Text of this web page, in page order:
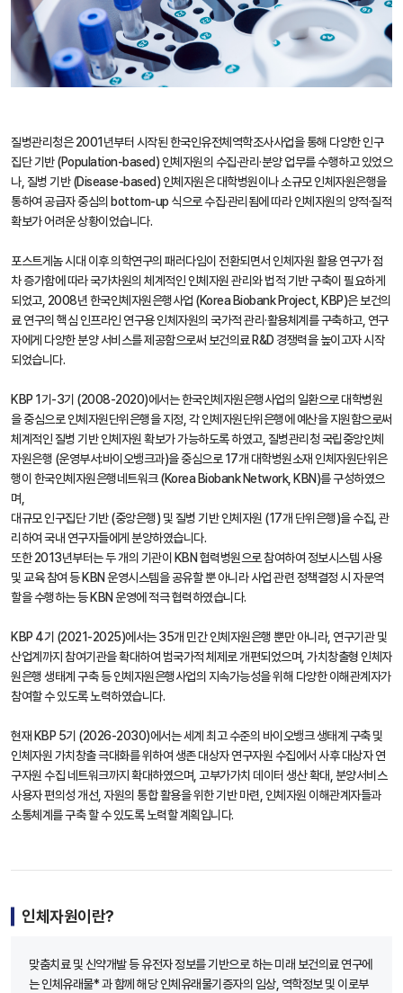
질병관리청은 2001년부터 시작된 한국인유전체역학조사사업을 통해 다양한 인구
집단 기반 (Population-based) 인체자원의 수집·관리·분양 업무를 수행하고 있었으
나, 질병 기반 (Disease-based) 인체자원은 대학병원이나 소규모 인체자원은행을
통하여 공급자 중심의 bottom-up 식으로 수집·관리됨에 따라 인체자원의 양적·질적
확보가 어려운 상황이었습니다.
포스트게놈 시대 이후 의학연구의 패러다임이 전환되면서 인체자원 활용 연구가 점
차 증가함에 따라 국가차원의 체계적인 인체자원 관리와 법적 기반 구축이 필요하게
되었고, 2008년 한국인체자원은행사업 (Korea Biobank Project, KBP)은 보건의
료 연구의 핵심 인프라인 연구용 인체자원의 국가적 관리·활용체계를 구축하고, 연구
자에게 다양한 분양 서비스를 제공함으로써 보건의료 R&D 경쟁력을 높이고자 시작
되었습니다.
KBP 1기-3기 (2008-2020)에서는 한국인체자원은행사업의 일환으로 대학병원
을 중심으로 인체자원단위은행을 지정, 각 인체자원단위은행에 예산을 지원함으로써
체계적인 질병 기반 인체자원 확보가 가능하도록 하였고, 질병관리청 국립중앙인체
자원은행 (운영부서:바이오뱅크과)을 중심으로 17개 대학병원소재 인체자원단위은
행이 한국인체자원은행네트워크 (Korea Biobank Network, KBN)를 구성하였으
며,
대규모 인구집단 기반 (중앙은행) 및 질병 기반 인체자원 (17개 단위은행)을 수집, 관
리하여 국내 연구자들에게 분양하였습니다.
또한 2013년부터는 두 개의 기관이 KBN 협력병원으로 참여하여 정보시스템 사용
및 교육 참여 등 KBN 운영시스템을 공유할 뿐 아니라 사업 관련 정책결정 시 자문역
할을 수행하는 등 KBN 운영에 적극 협력하였습니다.
KBP 4기 (2021-2025)에서는 35개 민간 인체자원은행 뿐만 아니라, 연구기관 및
산업계까지 참여기관을 확대하여 범국가적 체제로 개편되었으며, 가치창출형 인체자
원은행 생태계 구축 등 인체자원은행사업의 지속가능성을 위해 다양한 이해관계자가
참여할 수 있도록 노력하였습니다.
현재 KBP 5기 (2026-2030)에서는 세계 최고 수준의 바이오뱅크 생태계 구축 및
인체자원 가치창출 극대화를 위하여 생존 대상자 연구자원 수집에서 사후 대상자 연
구자원 수집 네트워크까지 확대하였으며, 고부가가치 데이터 생산 확대, 분양서비스
사용자 편의성 개선, 자원의 통합 활용을 위한 기반 마련, 인체자원 이해관계자들과
소통체계를 구축 할 수 있도록 노력할 계획입니다.
인체자원이란?
맞춤치료 및 신약개발 등 유전자 정보를 기반으로 하는 미래 보건의료 연구에
는 인체유래물* 과 함께 해당 인체유래물기증자의 임상, 역학정보 및 이로부